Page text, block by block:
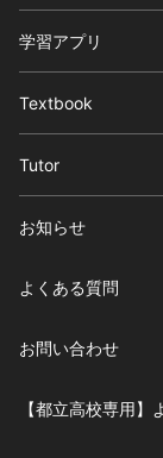
学習アプリ
Textbook
Tutor
お知らせ
よくある質問
お問い合わせ
【都立高校専用】